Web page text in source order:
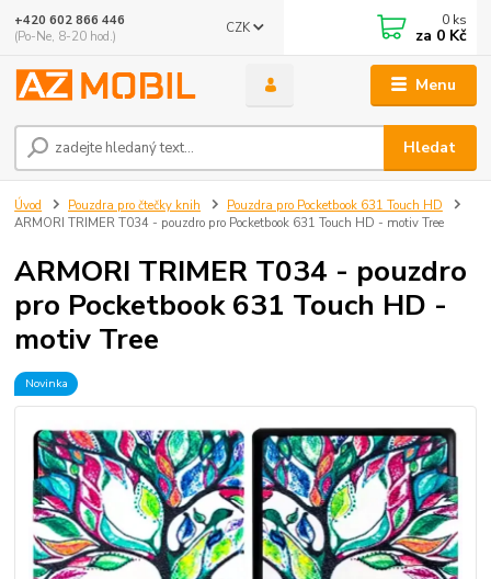
Menu
CZK
Hledat
+420 602 866 446
(Po-Ne, 8-20 hod.)
0 ks
za 0 Kč
Úvod Pouzdra pro čtečky knih
Pouzdra pro Pocketbook 631 Touch HD
ARMORI TRIMER T034 - pouzdro pro Pocketbook 631 Touch HD - motiv Tree
ARMORI TRIMER T034 - pouzdro
pro Pocketbook 631 Touch HD -
motiv Tree
Novinka